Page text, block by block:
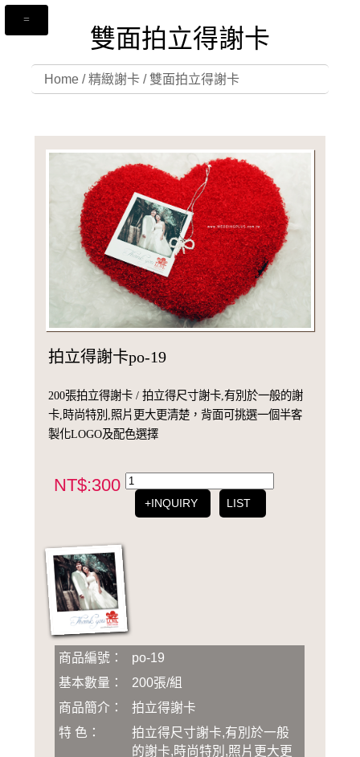
雙面拍立得謝卡
Home/精緻謝卡/雙面拍立得謝卡
拍立得謝卡po-19
200張拍立得謝卡 / 拍立得尺寸謝卡,有別於一般的謝
卡,時尚特別,照片更大更清楚，背面可挑選一個半客
製化LOGO及配色選擇
NT$:300
+INQUIRY LIST
商品編號：
po-19
基本數量：
200張/組
商品簡介：
拍立得謝卡
特 色：
拍立得尺寸謝卡,有別於一般
的謝卡,時尚特別,照片更大更